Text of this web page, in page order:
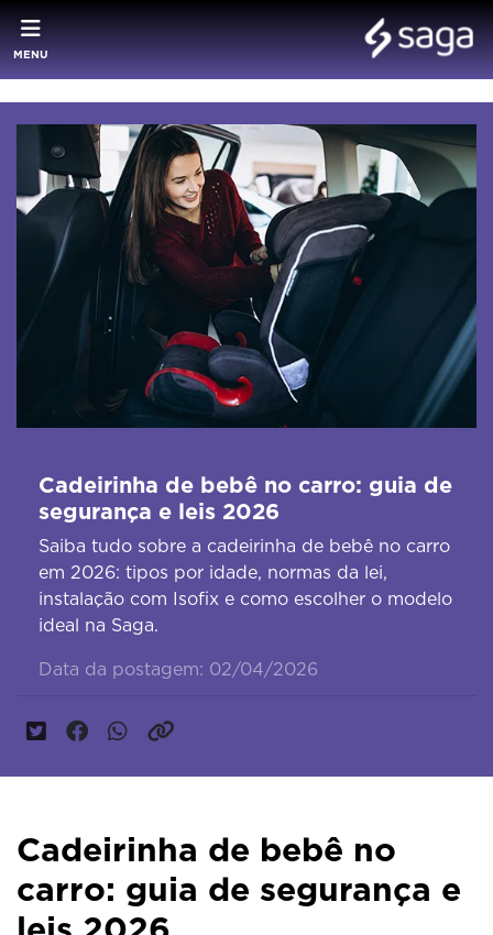
MENU
Cadeirinha de bebê no carro: guia de
segurança e leis 2026
Saiba tudo sobre a cadeirinha de bebê no carro
em 2026: tipos por idade, normas da lei,
instalação com Isofix e como escolher o modelo
ideal na Saga.
Data da postagem: 02/04/2026
Cadeirinha de bebê no
carro: guia de segurança e